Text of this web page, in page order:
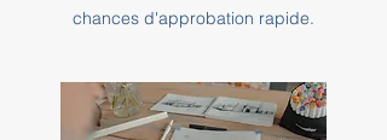
chances d'approbation rapide.